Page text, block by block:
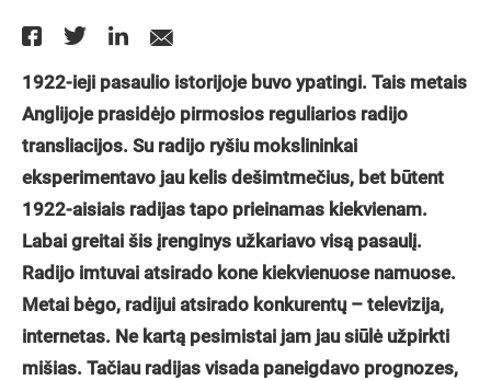
1922-ieji pasaulio istorijoje buvo ypatingi. Tais metais
Anglijoje prasidėjo pirmosios reguliarios radijo
transliacijos. Su radijo ryšiu mokslininkai
eksperimentavo jau kelis dešimtmečius, bet būtent
1922-aisiais radijas tapo prieinamas kiekvienam.
Labai greitai šis įrenginys užkariavo visą pasaulį.
Radijo imtuvai atsirado kone kiekvienuose namuose.
Metai bėgo, radijui atsirado konkurentų – televizija,
internetas. Ne kartą pesimistai jam jau siūlė užpirkti
mišias. Tačiau radijas visada paneigdavo prognozes,